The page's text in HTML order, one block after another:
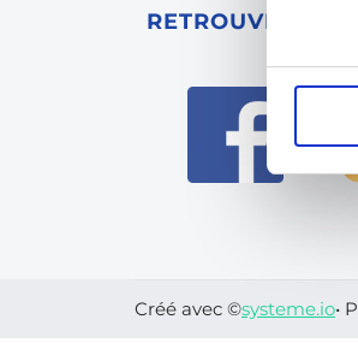
RETROUVE-MOI
Créé avec ©systeme.io•